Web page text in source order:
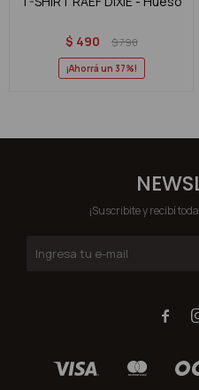
$ 490 $790
37
¡Suscribite y recibí
